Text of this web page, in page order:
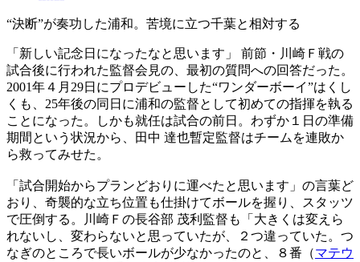
“決断”が奏功した浦和。苦境に立つ千葉と相対する
「新しい記念日になったなと思います」 前節・川崎Ｆ戦の
試合後に行われた監督会見の、最初の質問への回答だった。
2001年４月29日にプロデビューした“ワンダーボーイ”はくし
くも、25年後の同日に浦和の監督として初めての指揮を執る
ことになった。しかも就任は試合の前日。わずか１日の準備
期間という状況から、田中 達也暫定監督はチームを連敗か
ら救ってみせた。
「試合開始からプランどおりに運べたと思います」の言葉ど
おり、奇襲的な立ち位置も仕掛けてボールを握り、スタッツ
で圧倒する。川崎Ｆの長谷部 茂利監督も「大きくは変えら
れないし、変わらないと思っていたが、２つ違っていた。つ
なぎのところで長いボールが少なかったのと、８番（マテウ